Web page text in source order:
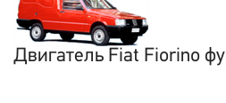
Двигатель Fiat Fiorino